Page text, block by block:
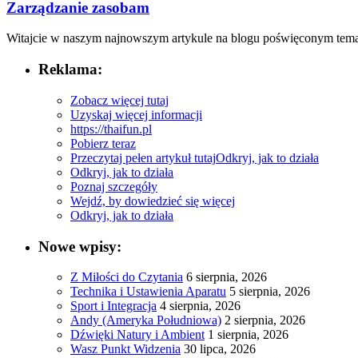
Zarządzanie zasobam
Witajcie w naszym najnowszym artykule na blogu poświęconym
Reklama:
Zobacz więcej tutaj
Uzyskaj więcej informacji
https://thaifun.pl
Pobierz teraz
Przeczytaj pełen artykuł tutajOdkryj, jak to działa
Odkryj, jak to działa
Poznaj szczegóły
Wejdź, by dowiedzieć się więcej
Odkryj, jak to działa
Nowe wpisy:
Z Miłości do Czytania 6 sierpnia, 2026
Technika i Ustawienia Aparatu 5 sierpnia, 2026
Sport i Integracja 4 sierpnia, 2026
Andy (Ameryka Południowa) 2 sierpnia, 2026
Dźwięki Natury i Ambient 1 sierpnia, 2026
Wasz Punkt Widzenia 30 lipca, 2026